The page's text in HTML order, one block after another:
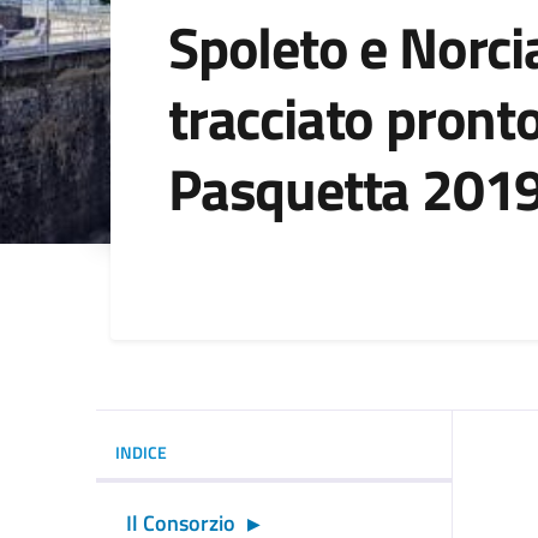
Spoleto e
tracciato
Pasquetta
INDICE
Il Consorzio